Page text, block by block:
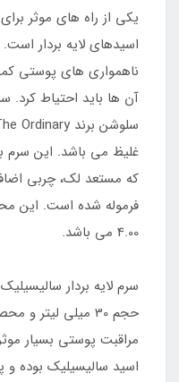
یکی از راه های موثر
اسیدهای لایه بردار
ناهمواری های پوستی
غلیظ می باشد. این سرم
که مستعد لک، چربی
4.00 می باشد.
حجم 30 میلی
اسید سالیسیلیک بوده و